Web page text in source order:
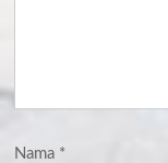
Nama *